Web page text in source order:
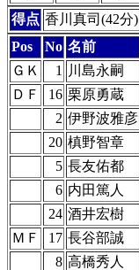
得点 香川真司(42分)
Pos
No 名前
ＧＫ
1 川島永嗣
ＤＦ
16 栗原勇蔵
2 伊野波雅彦
20 槙野智章
5 長友佑都
6 内田篤人
24 酒井宏樹
ＭＦ
17 長谷部誠
8 高橋秀人